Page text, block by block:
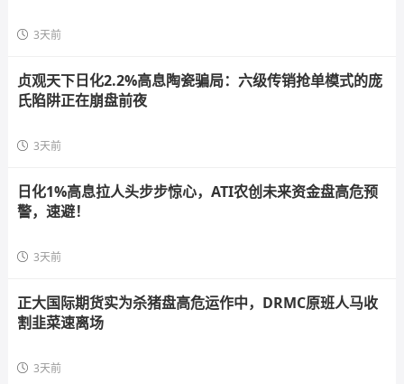
3天前
贞观天下日化2.2%高息陶瓷骗局：六级传销抢单模式的庞
氏陷阱正在崩盘前夜
3天前
日化1%高息拉人头步步惊心，ATI农创未来资金盘高危预
警，速避！
3天前
正大国际期货实为杀猪盘高危运作中，DRMC原班人马收
割韭菜速离场
3天前